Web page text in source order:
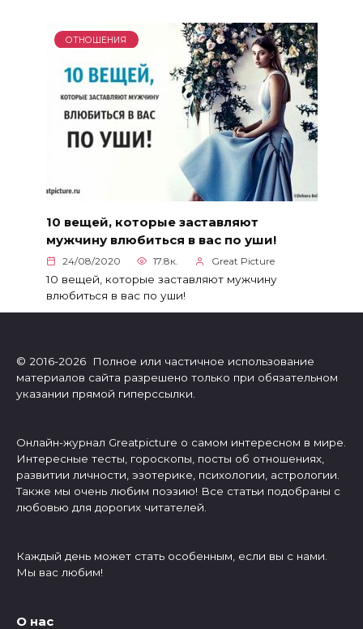
ОТНОШЕНИЯ
10 вещей, которые заставляют
мужчину влюбиться в вас по уши!
24/08/2020 17.8к. Great Picture
10 вещей, которые заставляют мужчину
влюбиться в вас по уши!
© 2016-2026 Полное или частичное использование
материалов сайта разрешено только при обязательном
указании прямой гиперссылки.
Онлайн-журнал Greatpicture о самом интересном в мире.
Интересные тесты, гороскопы, посты об отношениях,
развитии личности, эзотерике, психологии, астрологии.
Также мы очень любим поэзию! Все статьи подобраны с
любовью для дорогих читателей.
Каждый день может стать особенным, если вы с нами.
Мы вас любим!
О нас